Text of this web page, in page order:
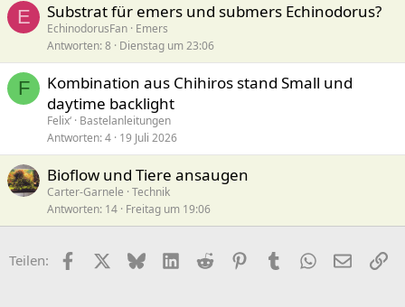
E Substrat für emers und submers Echinodorus?
EchinodorusFan Emers
Antworten 8 Dienstag um 23:06
F
Kombination aus Chihiros stand Small und
daytime backlight
Felix‘ Bastelanleitungen
Antworten 4 19 Juli 2026
Bioflow und Tiere ansaugen
Carter-Garnele Technik
Antworten 14 Freitag um 19:06
Teilen: FacebookX (Twitter)
BlueskyLinkedIn
Reddit PinterestTumblr WhatsApp
E-Mail